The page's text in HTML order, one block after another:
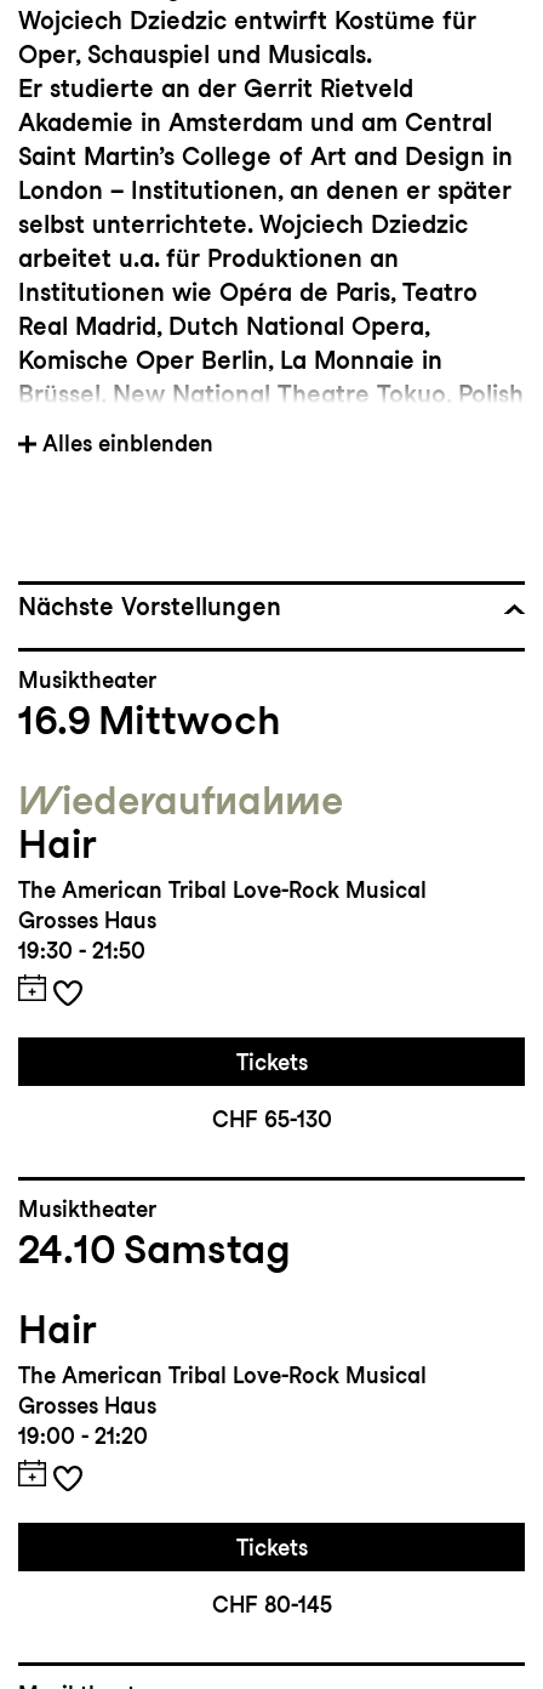
Wojciech Dziedzic entwirft Kostüme für
Oper, Schauspiel und Musicals.
Er studierte an der Gerrit Rietveld
Akademie in Amsterdam und am Central
Saint Martin’s College of Art and Design in
London – Institutionen, an denen er später
selbst unterrichtete. Wojciech Dziedzic
arbeitet u.a. für Produktionen an
Institutionen wie Opéra de Paris, Teatro
Real Madrid, Dutch National Opera,
Komische Oper Berlin, La Monnaie in
Brüssel, New National Theatre Tokyo, Polish
National Opera, Oper Frankfurt,
Toneelgroep Amsterdam, Berliner
Regisseur:innen wie Pierre Audi, Ivo van
Arbo und Mariusz Trelinski zusammen.
Zuletzt entwarf er die Kostüme für
in America am International Theatre
Oedipus am Studio 54 Broadway New York,
Wyndham Theatre London West End and
Alles einblenden
Nächste Vorstellungen
Musiktheater
16.9 Mittwoch
Wieder­aufnahme
Hair
The American Tribal Love-Rock Musical
Grosses Haus
19:30 - 21:50
Tickets
CHF 65-130
Musiktheater
24.10 Samstag
Hair
The American Tribal Love-Rock Musical
Grosses Haus
19:00 - 21:20
Tickets
CHF 80-145